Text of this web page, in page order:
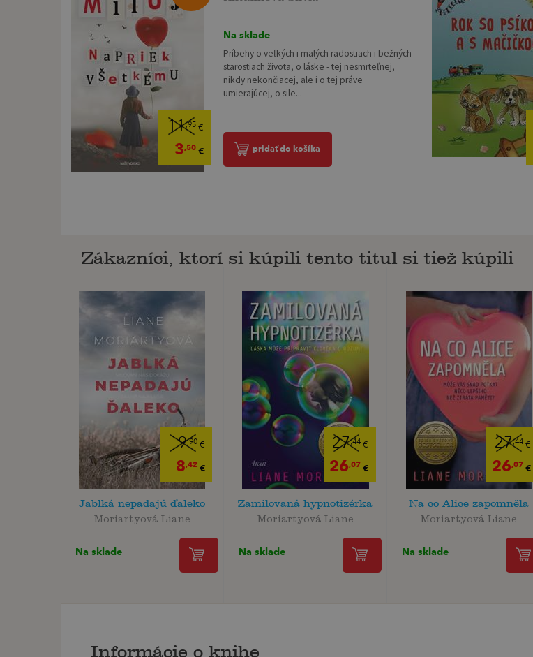
11,95€
3,50€
Na sklade
Príbehy o veľkých i malých radostiach i bežných
starostiach života, o láske - tej nesmrteľnej,
nikdy nekončiacej, ale i o tej práve
umierajúcej, o sile...
pridať do košíka
Zákazníci, ktorí si kúpili tento titul si tiež kúpili
9,90€
8,42€
Jablká nepadajú ďaleko
Moriartyová Liane
Na sklade
27,44 €
26,07 €
Zamilovaná hypnotizérka
Moriartyová Liane
Na sklade
27,44 €
26,07 €
Na co Alice zapomněla
Moriartyová Liane
Na sklade
Informácie o knihe